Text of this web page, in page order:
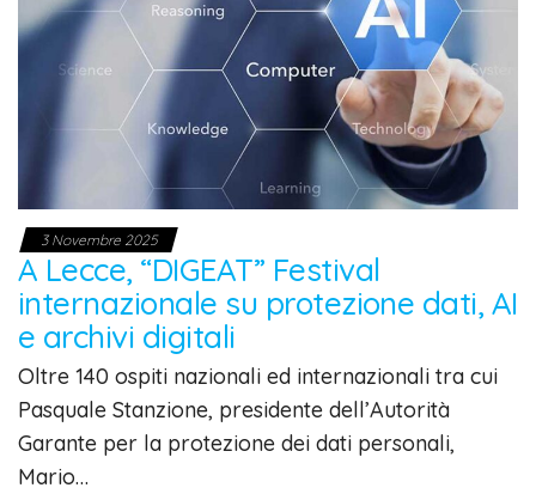
3 Novembre 2025
A Lecce, “DIGEAT” Festival
internazionale su protezione dati, AI
e archivi digitali
Oltre 140 ospiti nazionali ed internazionali tra cui
Pasquale Stanzione, presidente dell’Autorità
Garante per la protezione dei dati personali,
Mario…